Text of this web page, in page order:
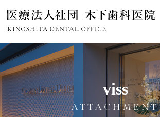
viss
ATTACHMENT